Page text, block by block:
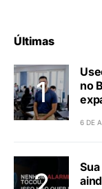
Últimas
no
6 DE